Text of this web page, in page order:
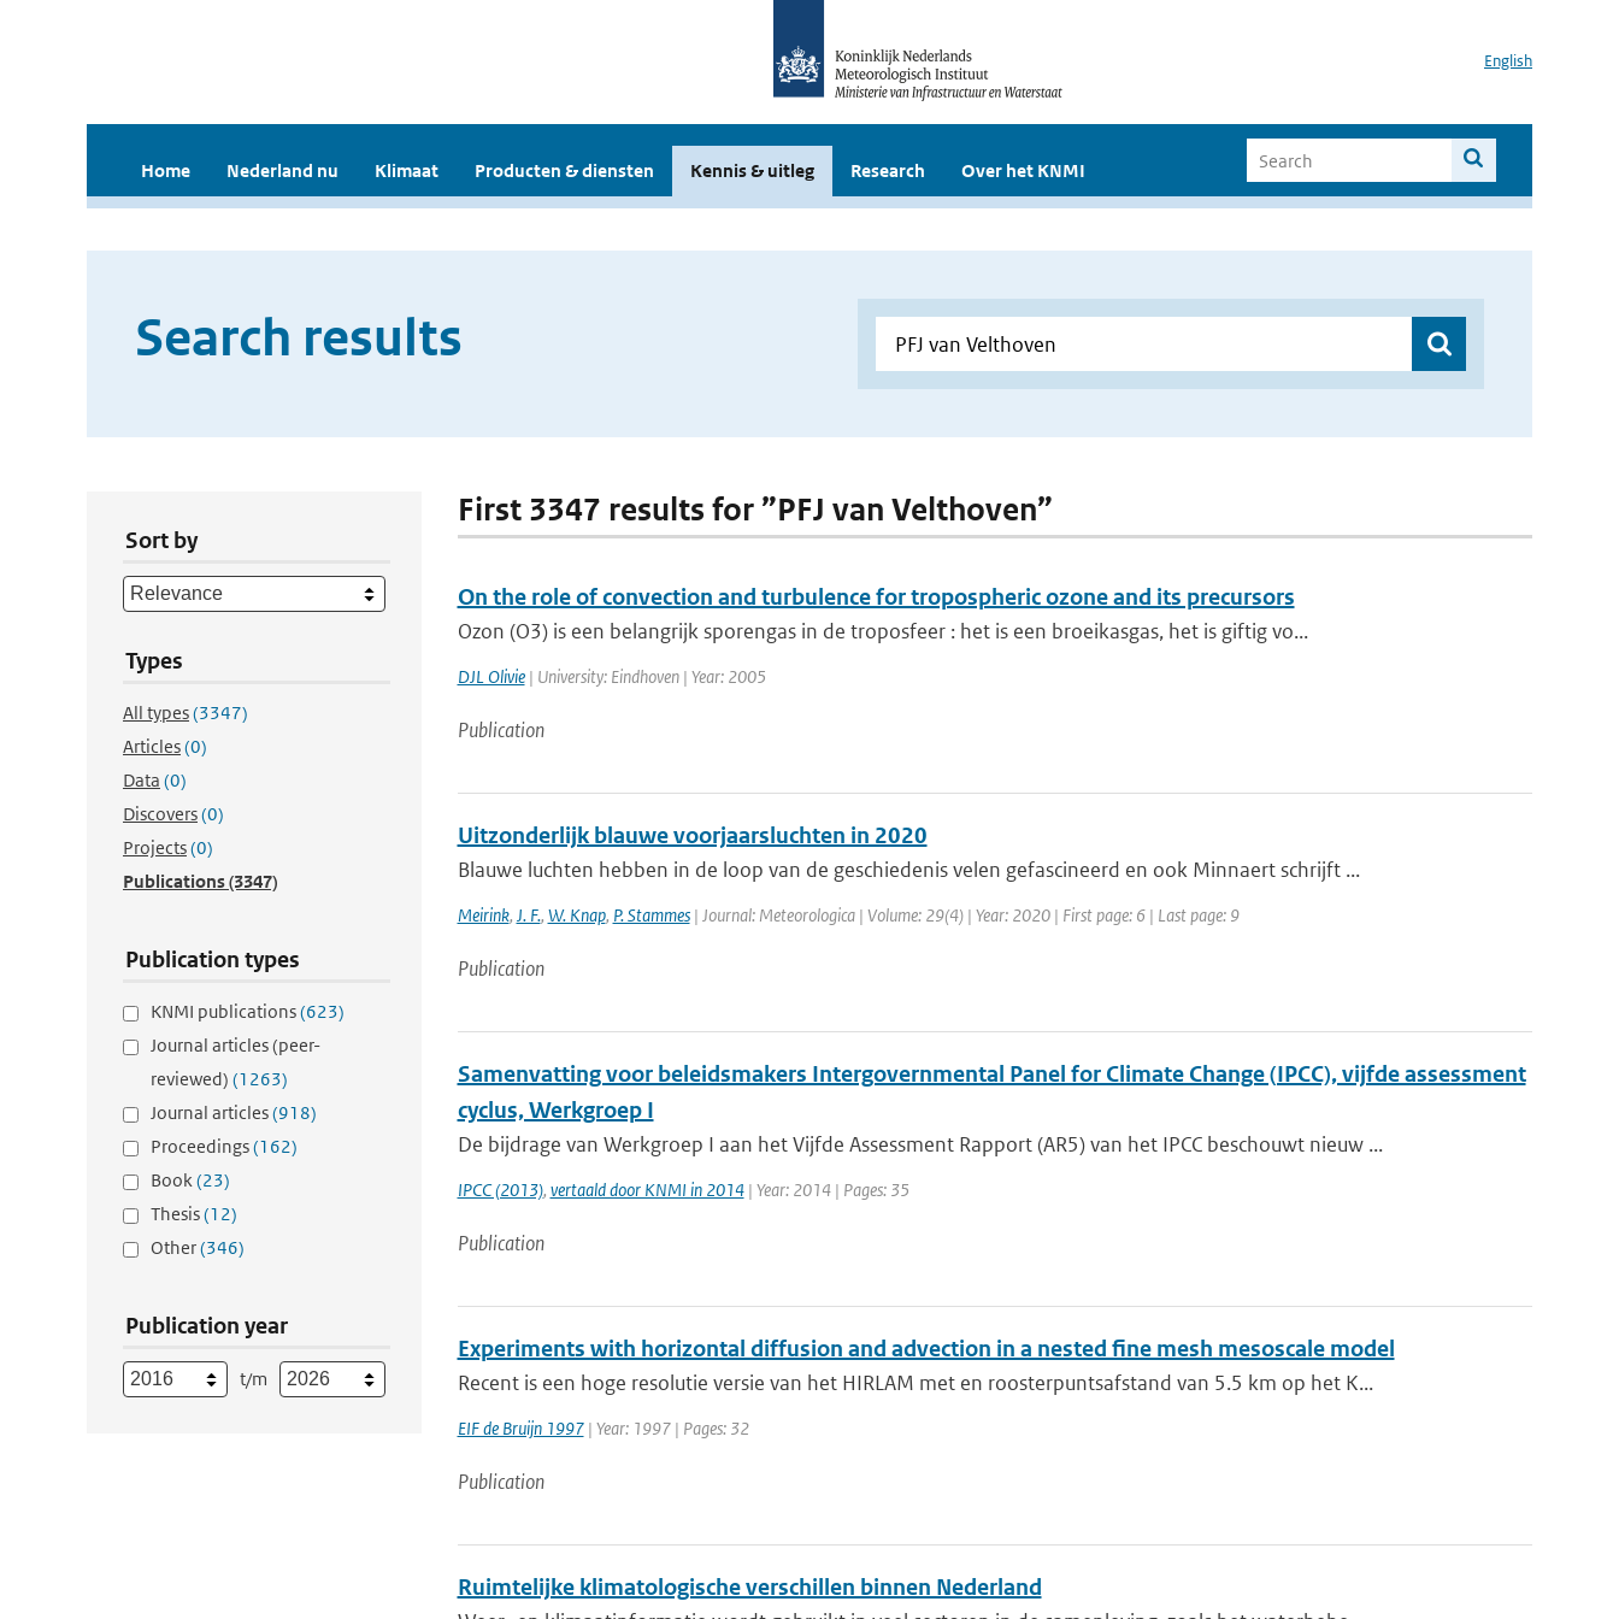
English
Home Nederland nu Klimaat Producten & diensten Kennis & uitleg Research Over het KNMI
Search results
Sort by
Types
All types(3347)
Articles(0)
Data (0)
Discovers(0)
Projects(0)
Publications(3347)
Publication types
KNMI publications(623)
Journal articles (peer-
reviewed) (1263)
Journal articles(918)
Proceedings(162)
Book(23)
Thesis(12)
Other(346)
Publication year
t/m
First 3347 results for ”PFJ van Velthoven”
On the role of convection and turbulence for tropospheric ozone and its precursors
Ozon (O3) is een belangrijk sporengas in de troposfeer : het is een broeikasgas, het is giftig vo...
DJL Olivie| University: Eindhoven | Year: 2005
Publication
Uitzonderlijk blauwe voorjaarsluchten in 2020
Blauwe luchten hebben in de loop van de geschiedenis velen gefascineerd en ook Minnaert schrijft ...
Meirink, J. F., W. Knap, P. Stammes| Journal: Meteorologica | Volume: 29(4) | Year: 2020 | First page: 6 | Last page: 9
Publication
Samenvatting voor beleidsmakers Intergovernmental Panel for Climate Change (IPCC), vijfde assessment
cyclus, Werkgroep I
De bijdrage van Werkgroep I aan het Vijfde Assessment Rapport (AR5) van het IPCC beschouwt nieuw ...
IPCC (2013), vertaald door KNMI in 2014| Year: 2014 | Pages: 35
Publication
Experiments with horizontal diffusion and advection in a nested fine mesh mesoscale model
Recent is een hoge resolutie versie van het HIRLAM met en roosterpuntsafstand van 5.5 km op het K...
EIF de Bruijn 1997| Year: 1997 | Pages: 32
Publication
Ruimtelijke klimatologische verschillen binnen Nederland